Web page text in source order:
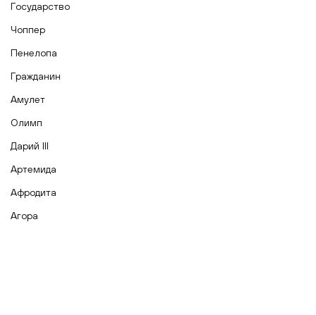
Государство
Чоппер
Пенелопа
Гражданин
Амулет
Олимп
Дарий III
Артемида
Афродита
Агора